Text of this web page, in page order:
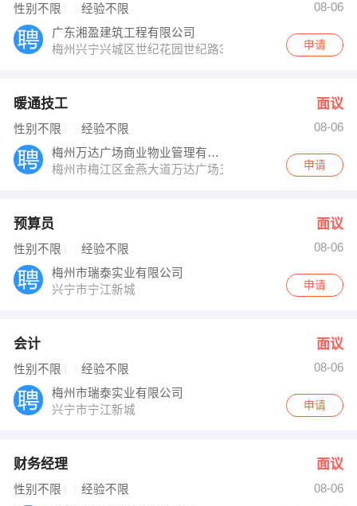
性别不限 经验不限
08-06
广东湘盈建筑工程有限公司
梅州兴宁兴城区世纪花园世纪路32号
申请
暖通技工 面议
性别不限 经验不限
08-06
梅州万达广场商业物业管理有限公司
梅州市梅江区金燕大道万达广场五楼
申请
预算员 面议
性别不限 经验不限
08-06
梅州市瑞泰实业有限公司
兴宁市宁江新城
申请
会计 面议
性别不限 经验不限
08-06
梅州市瑞泰实业有限公司
兴宁市宁江新城
申请
财务经理 面议
性别不限 经验不限
08-06